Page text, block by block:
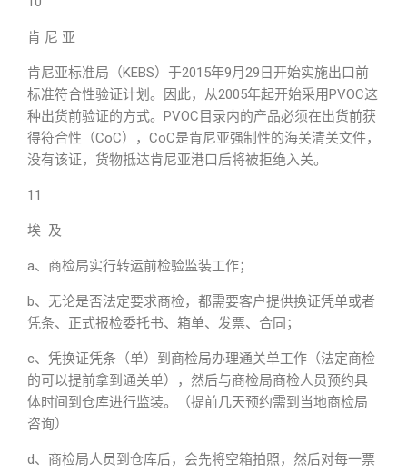
肯 尼 亚
肯尼亚标准局（KEBS）于2015年9月29日开始实施出口前
标准符合性验证计划。因此，从2005年起开始采用PVOC这
种出货前验证的方式。PVOC目录内的产品必须在出货前获
得符合性（CoC），CoC是肯尼亚强制性的海关清关文件，
没有该证，货物抵达肯尼亚港口后将被拒绝入关。
11
埃 及
a、商检局实行转运前检验监装工作；
b、无论是否法定要求商检，都需要客户提供换证凭单或者
凭条、正式报检委托书、箱单、发票、合同；
c、凭换证凭条（单）到商检局办理通关单工作（法定商检
的可以提前拿到通关单），然后与商检局商检人员预约具
体时间到仓库进行监装。（提前几天预约需到当地商检局
咨询）
d、商检局人员到仓库后，会先将空箱拍照，然后对每一票